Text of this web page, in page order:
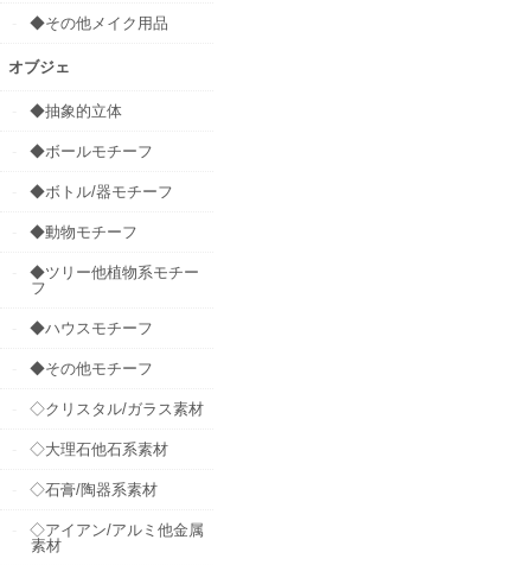
◆その他メイク用品
オブジェ
◆抽象的立体
◆ボールモチーフ
◆ボトル/器モチーフ
◆動物モチーフ
◆ツリー他植物系モチー
フ
◆ハウスモチーフ
◆その他モチーフ
◇クリスタル/ガラス素材
◇大理石他石系素材
◇石膏/陶器系素材
◇アイアン/アルミ他金属
素材